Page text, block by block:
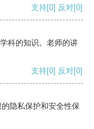
支持[0] 反对[0]
科的知识。老师的讲
支持[0] 反对[0]
隐私保护和安全性保